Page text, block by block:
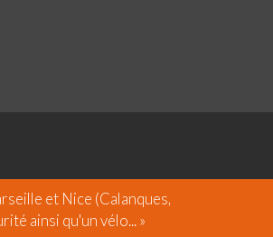
et Nice (Calanques,
ainsi qu'un vélo... »